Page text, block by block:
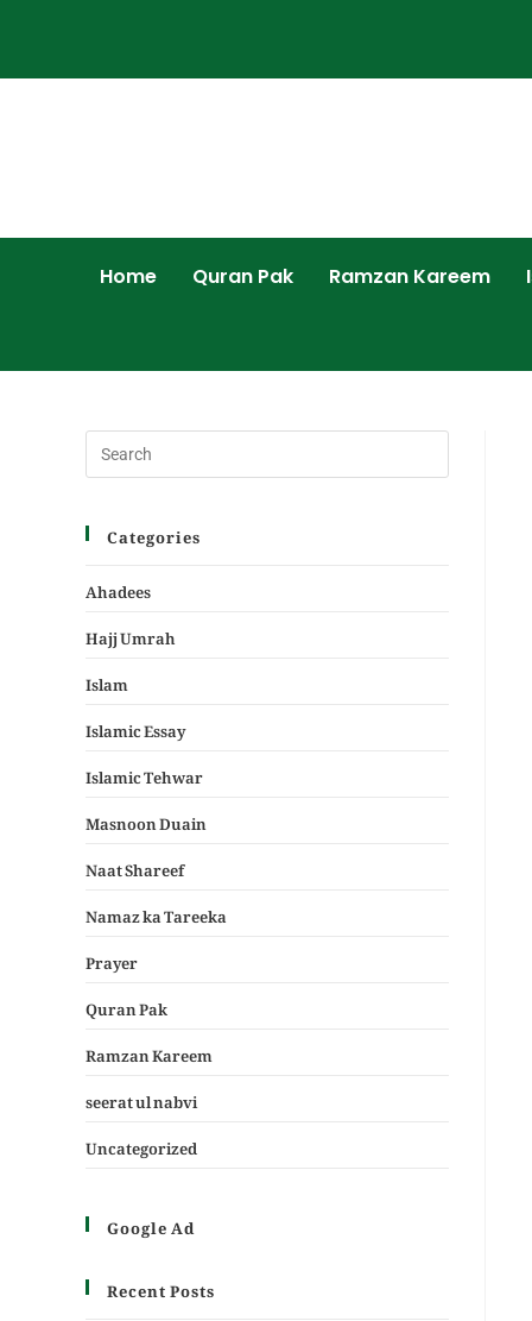
Home Quran Pak Ramzan Kareem
Categories
Ahadees
Hajj Umrah
Islam
Islamic Essay
Islamic Tehwar
Masnoon Duain
Naat Shareef
Namaz ka Tareeka
Prayer
Quran Pak
Ramzan Kareem
seerat ul nabvi
Uncategorized
Google Ad
Recent Posts